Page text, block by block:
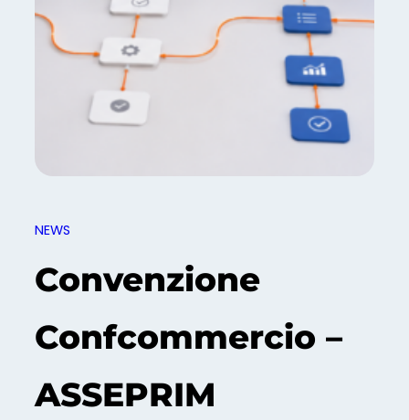
NEWS
Convenzione
Confcommercio –
ASSEPRIM